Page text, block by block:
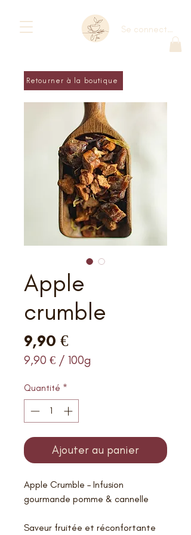
Se connecter
Retourner à la boutique
Apple
crumble
9,90 €
9,90 € / 100g
pour
100
Grammes
Quantité *
Ajouter au panier
Apple Crumble – Infusion
gourmande pomme & cannelle
Saveur fruitée et réconfortante